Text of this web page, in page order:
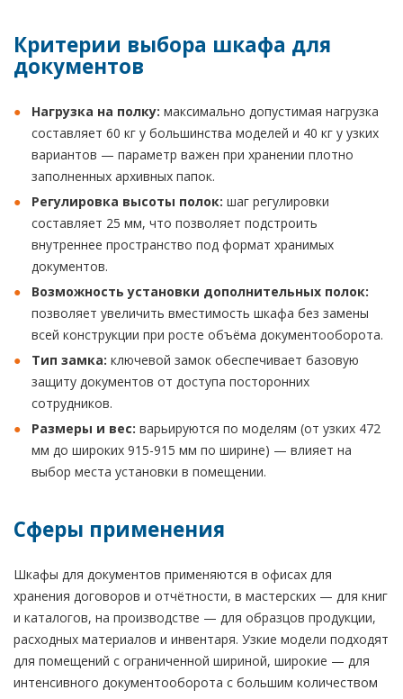
Критерии выбора шкафа для
документов
Нагрузка на полку: максимально допустимая нагрузка
составляет 60 кг у большинства моделей и 40 кг у узких
вариантов — параметр важен при хранении плотно
заполненных архивных папок.
Регулировка высоты полок: шаг регулировки
составляет 25 мм, что позволяет подстроить
внутреннее пространство под формат хранимых
документов.
Возможность установки дополнительных полок:
позволяет увеличить вместимость шкафа без замены
всей конструкции при росте объёма документооборота.
Тип замка: ключевой замок обеспечивает базовую
защиту документов от доступа посторонних
сотрудников.
Размеры и вес: варьируются по моделям (от узких 472
мм до широких 915-915 мм по ширине) — влияет на
выбор места установки в помещении.
Сферы применения
Шкафы для документов применяются в офисах для
хранения договоров и отчётности, в мастерских — для книг
и каталогов, на производстве — для образцов продукции,
расходных материалов и инвентаря. Узкие модели подходят
для помещений с ограниченной шириной, широкие — для
интенсивного документооборота с большим количеством